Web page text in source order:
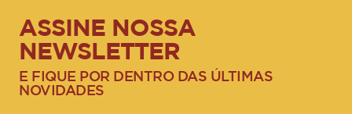
ASSINE NOSSA
NEWSLETTER
E FIQUE POR DENTRO DAS ÚLTIMAS
NOVIDADES